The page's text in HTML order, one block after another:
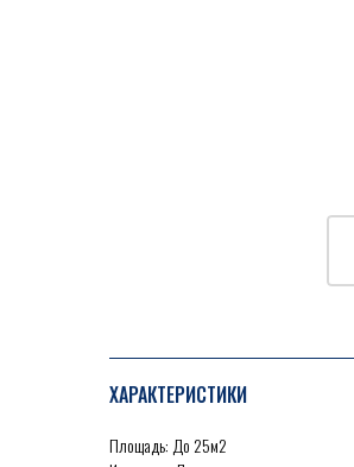
ХАРАКТЕРИСТИКИ
Площадь: До 25м2